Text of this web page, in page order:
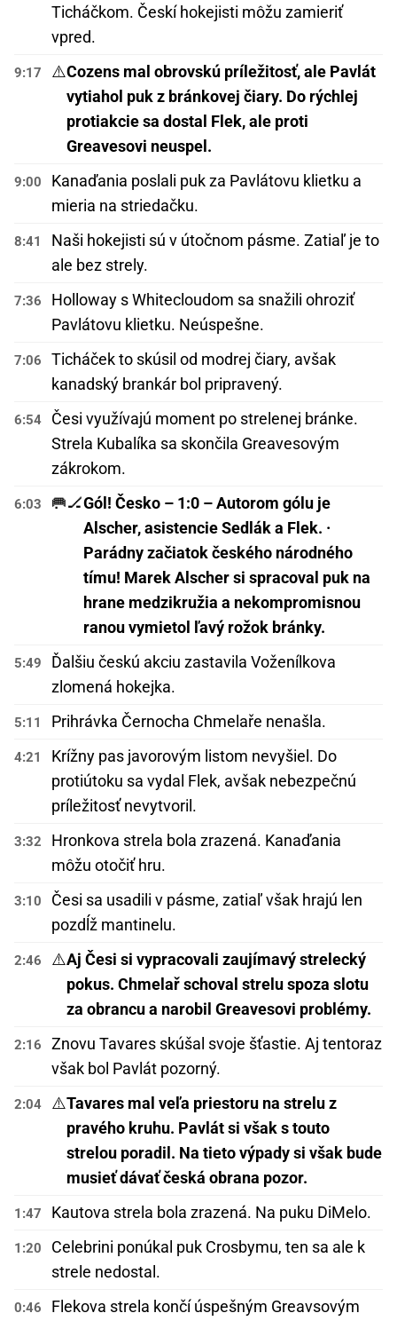
Ticháčkom. Českí hokejisti môžu zamieriť
vpred.
9:17 ⚠️Cozens mal obrovskú príležitosť, ale Pavlát
vytiahol puk z bránkovej čiary. Do rýchlej
protiakcie sa dostal Flek, ale proti
Greavesovi neuspel.
9:00
Kanaďania poslali puk za Pavlátovu klietku a
mieria na striedačku.
8:41
Naši hokejisti sú v útočnom pásme. Zatiaľ je to
ale bez strely.
7:36
Holloway s Whitecloudom sa snažili ohroziť
Pavlátovu klietku. Neúspešne.
7:06
Ticháček to skúsil od modrej čiary, avšak
kanadský brankár bol pripravený.
6:54
Česi využívajú moment po strelenej bránke.
Strela Kubalíka sa skončila Greavesovým
zákrokom.
6:03 🥅🏒Gól! Česko – 1:0 – Autorom gólu je
Alscher, asistencie Sedlák a Flek. ·
Parádny začiatok českého národného
tímu! Marek Alscher si spracoval puk na
hrane medzikružia a nekompromisnou
ranou vymietol ľavý rožok bránky.
5:49
Ďalšiu českú akciu zastavila Voženílkova
zlomená hokejka.
5:11 Prihrávka Černocha Chmelaře nenašla.
4:21
Krížny pas javorovým listom nevyšiel. Do
protiútoku sa vydal Flek, avšak nebezpečnú
príležitosť nevytvoril.
3:32
Hronkova strela bola zrazená. Kanaďania
môžu otočiť hru.
3:10
Česi sa usadili v pásme, zatiaľ však hrajú len
pozdĺž mantinelu.
2:46 ⚠️Aj Česi si vypracovali zaujímavý strelecký
pokus. Chmelař schoval strelu spoza slotu
za obrancu a narobil Greavesovi problémy.
2:16
Znovu Tavares skúšal svoje šťastie. Aj tentoraz
však bol Pavlát pozorný.
2:04 ⚠️Tavares mal veľa priestoru na strelu z
pravého kruhu. Pavlát si však s touto
strelou poradil. Na tieto výpady si však bude
musieť dávať česká obrana pozor.
1:47 Kautova strela bola zrazená. Na puku DiMelo.
1:20
Celebrini ponúkal puk Crosbymu, ten sa ale k
strele nedostal.
0:46
Flekova strela končí úspešným Greavsovým